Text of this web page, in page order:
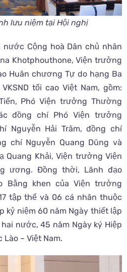
lưu niệm tại Hội nghị
Cộng hoà Dân chủ nhân
Khotphouthone, Viện trưởng
Huân chương Tự do hạng Ba
tối cao Việt Nam, gồm:
Phó Viện trưởng Thường
đồng chí Phó Viện trưởng
Nguyễn Hải Trâm, đồng chí
chí Nguyễn Quang Dũng và
Quang Khải, Viện trưởng Viện
ương. Đồng thời, Lãnh đạo
Bằng khen của Viện trưởng
tập thể và 06 cá nhân thuộc
kỷ niệm 60 năm Ngày thiết lập
nước, 45 năm Ngày ký Hiệp
– Việt Nam.